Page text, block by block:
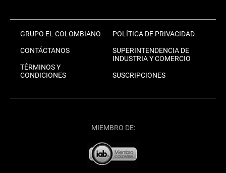
GRUPO EL COLOMBIANO
CONTÁCTANOS
TÉRMINOS Y
CONDICIONES
POLÍTICA DE PRIVACIDAD
SUPERINTENDENCIA DE
INDUSTRIA Y COMERCIO
SUSCRIPCIONES
MIEMBRO DE: